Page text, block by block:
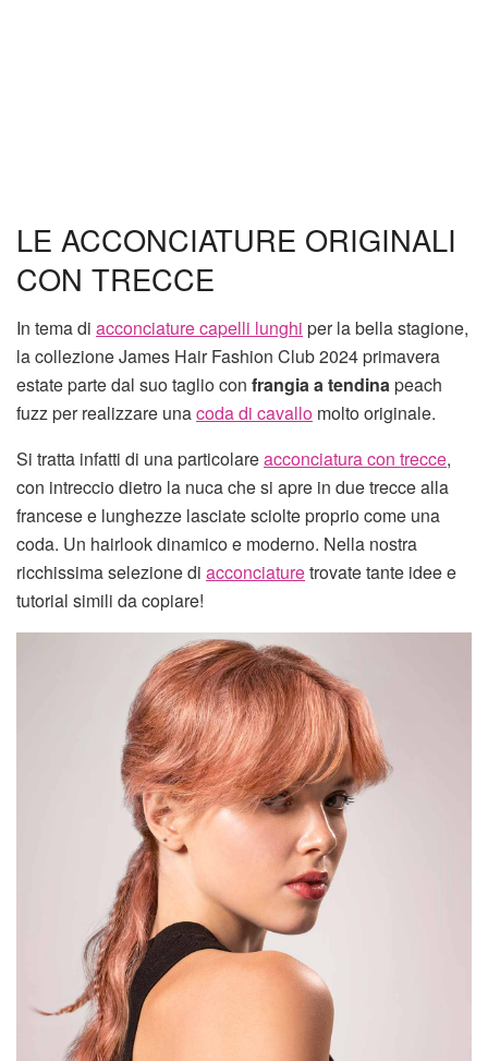
LE ACCONCIATURE ORIGINALI
CON TRECCE
In tema di acconciature capelli lunghi per la bella stagione,
la collezione James Hair Fashion Club 2024 primavera
estate parte dal suo taglio con frangia a tendinapeach
fuzz per realizzare unacoda di cavallo molto originale.
Si tratta infatti di una particolareacconciatura con trecce,
con intreccio dietro la nuca che si apre in due trecce alla
francese e lunghezze lasciate sciolte proprio come una
coda. Un hairlook dinamico e moderno. Nella nostra
ricchissima selezione di acconciaturetrovate tante idee e
tutorial simili da copiare!